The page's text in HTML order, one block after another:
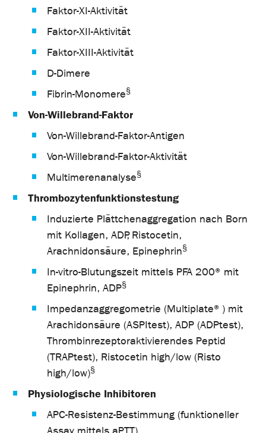
Faktor-XI-Aktivität
Faktor-XII-Aktivität
Faktor-XIII-Aktivität
D-Dimere
Fibrin-Monomere§
Von-Willebrand-Faktor
Von-Willebrand-Faktor-Antigen
Von-Willebrand-Faktor-Aktivität
Multimerenanalyse§
Thrombozytenfunktionstestung
Induzierte Plättchenaggregation nach Born
mit Kollagen, ADP, Ristocetin,
Arachnidonsäure, Epinephrin§
In-vitro-Blutungszeit mittels PFA 200® mit
Epinephrin, ADP§
Impedanzaggregometrie (Multiplate®) mit
Arachidonsäure (ASPItest), ADP (ADPtest),
Thrombinrezeptoraktivierendes Peptid
(TRAPtest), Ristocetin high/low (Risto
high/low)§
Physiologische Inhibitoren
APC-Resistenz-Bestimmung (funktioneller